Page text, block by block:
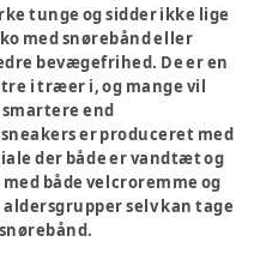
tunge og sidder ikke lige
med snørebånd eller
bevægefrihed. De er en
i træer i, og mange vil
smartere end
er produceret med
der både er vandtæt og
både velcroremme og
selv kan tage